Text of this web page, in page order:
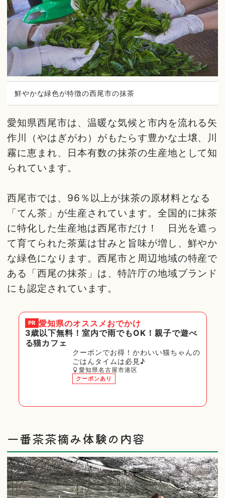
鮮やかな緑色が特徴の西尾市の抹茶
愛知県西尾市は、温暖な気候と市内を流れる矢
作川（やはぎがわ）がもたらす豊かな土壌、川
霧に恵まれ、日本有数の抹茶の生産地として知
られています。
西尾市では、96％以上が抹茶の原材料となる
「てん茶」が生産されています。全国的に抹茶
に特化した生産地は西尾市だけ！ 日光を遮っ
て育てられた茶葉は甘みと旨味が増し、鮮やか
な緑色になります。西尾市と周辺地域の特産で
ある「西尾の抹茶」は、特許庁の地域ブランド
にも認定されています。
PR 愛知県のオススメおでかけ
3歳以下無料！室内で雨でもOK！親子で遊べ
る猫カフェ
クーポンでお得！かわいい猫ちゃんの
ごはんタイムは必見♪
愛知県名古屋市港区
クーポンあり
一番茶茶摘み体験の内容